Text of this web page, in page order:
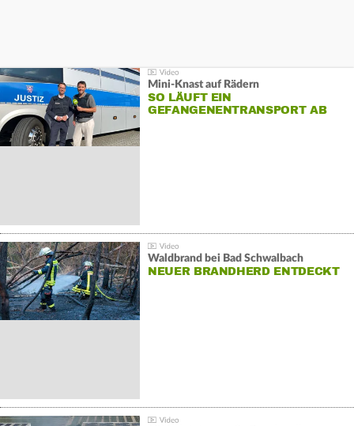
Mini-Knast auf Rädern
SO LÄUFT EIN
GEFANGENENTRANSPORT AB
Waldbrand bei Bad Schwalbach
NEUER BRANDHERD ENTDECKT